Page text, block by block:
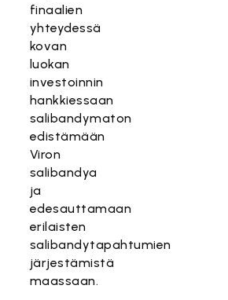
finaalien
yhteydessä
kovan
luokan
investoinnin
hankkiessaan
salibandymaton
edistämään
Viron
salibandya
ja
edesauttamaan
erilaisten
salibandytapahtumien
järjestämistä
maassaan.